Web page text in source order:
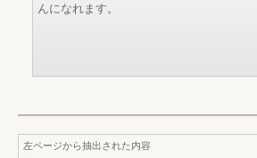
んになれます。
左ページから抽出された内容